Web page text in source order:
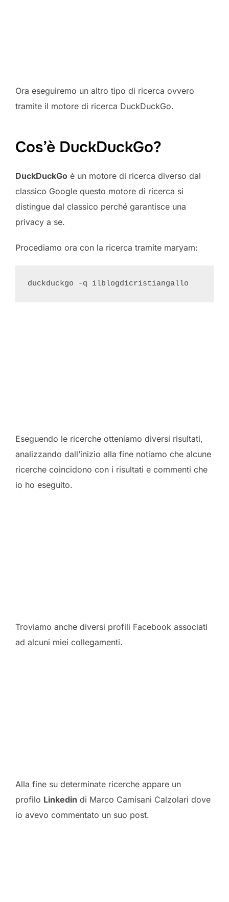
Ora eseguiremo un altro tipo di ricerca ovvero
tramite il motore di ricerca DuckDuckGo.
Cos’è DuckDuckGo?
DuckDuckGo è un motore di ricerca diverso dal
classico Google questo motore di ricerca si
distingue dal classico perché garantisce una
privacy a se.
Procediamo ora con la ricerca tramite maryam:
Eseguendo le ricerche otteniamo diversi risultati,
analizzando dall’inizio alla fine notiamo che alcune
ricerche coincidono con i risultati e commenti che
io ho eseguito.
Troviamo anche diversi profili Facebook associati
ad alcuni miei collegamenti.
Alla fine su determinate ricerche appare un
profilo Linkedin di Marco Camisani Calzolari dove
io avevo commentato un suo post.